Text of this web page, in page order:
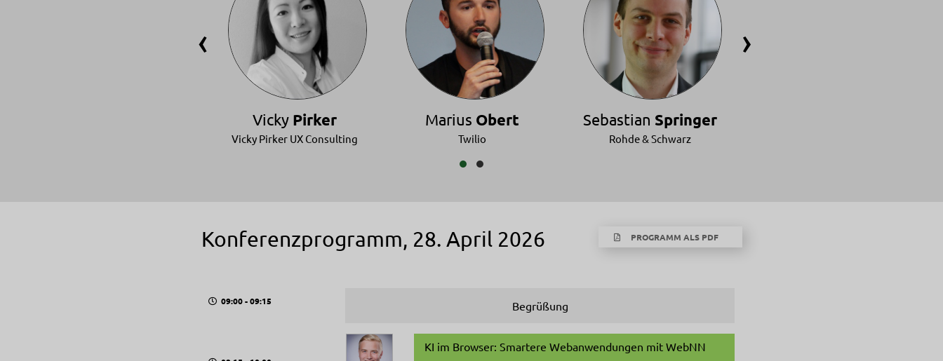
Vicky Pirker
Vicky Pirker UX Consulting
Marius Obert
Twilio
Sebastian Springer
Rohde & Schwarz
‹ ›
Konferenzprogramm, 28. April 2026 PROGRAMM ALS PDF
09:00 - 09:15 Begrüßung
KI im Browser: Smartere Webanwendungen mit WebNN